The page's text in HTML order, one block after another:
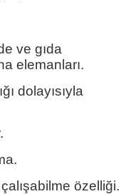
ve gıda
elemanları.
dolayısıyla
özelliği.